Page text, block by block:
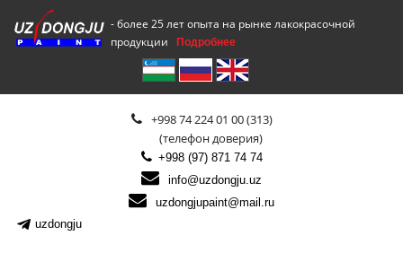
- более 25 лет опыта на рынке лакокрасочной
продукции
Подробнее
+998 74 224 01 00 (313)
(телефон доверия)
+998 (97) 871 74 74
info@uzdongju.uz
uzdongjupaint@mail.ru
uzdongju